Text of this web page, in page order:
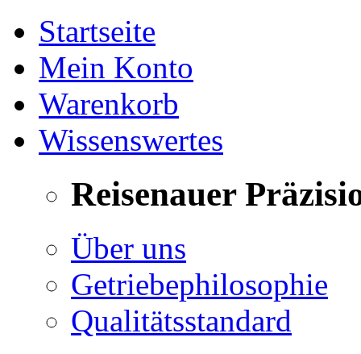
Startseite
Mein Konto
Warenkorb
Wissenswertes
Reisenauer
Über uns
Getriebephilosophie
Qualitätsstandard